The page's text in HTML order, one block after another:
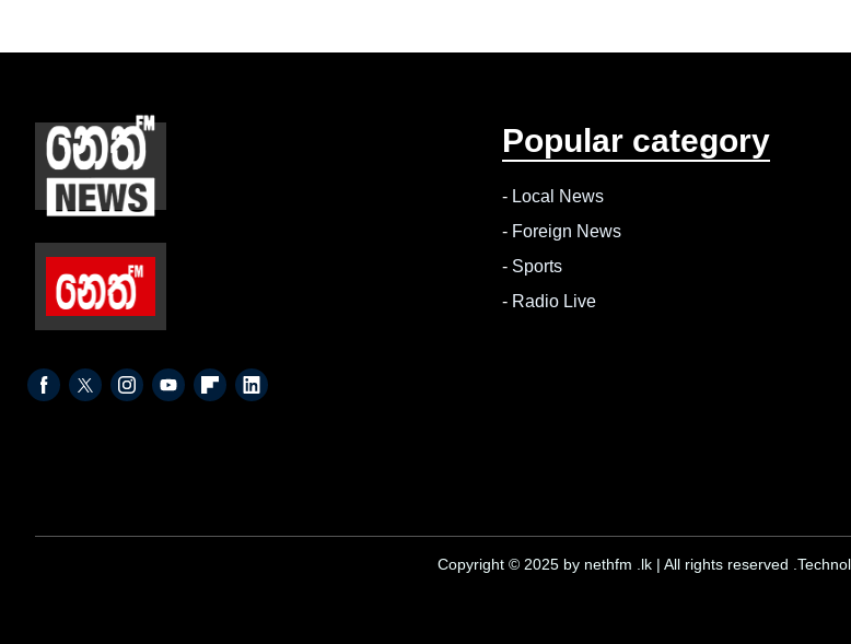
Popular category
- Local News
- Foreign News
- Sports
- Radio Live
Copyright © 2025 by nethfm .lk | All rights reserved